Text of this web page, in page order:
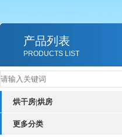
产品列表
PRODUCTS LIST
烘干房|烘房
更多分类